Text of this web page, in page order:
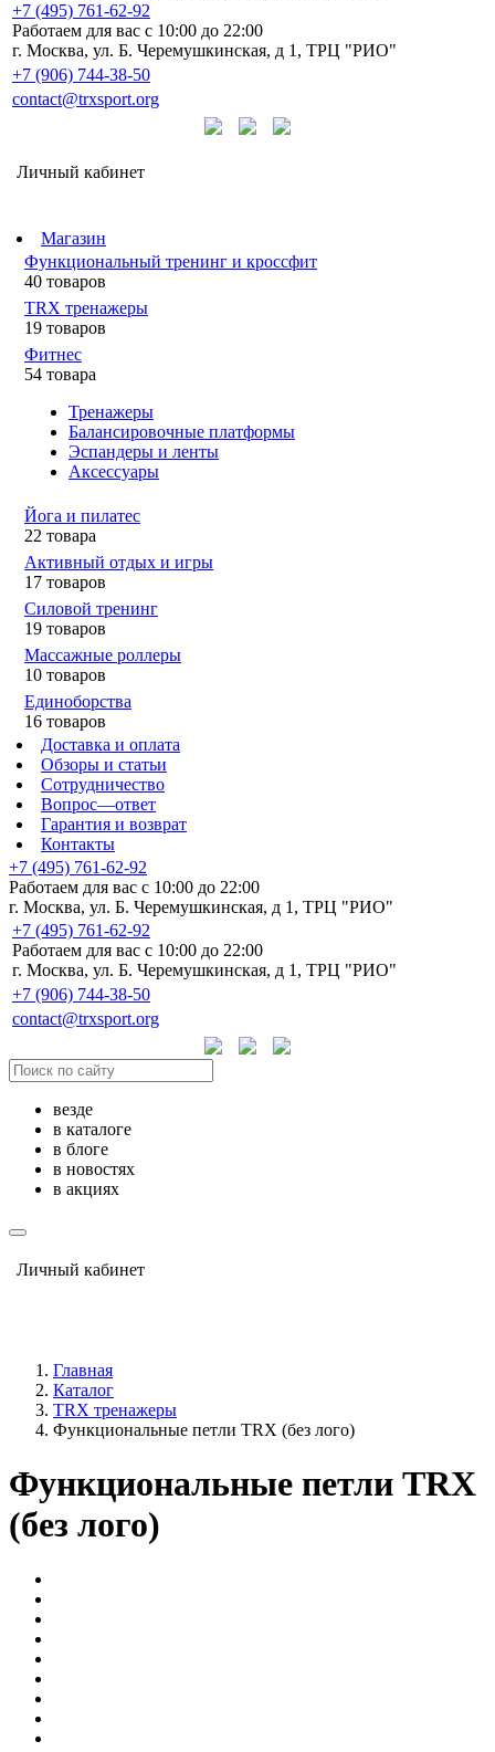
+7 (495) 761-62-92
Работаем для вас с 10:00 до 22:00
г. Москва, ул. Б. Черемушкинская, д 1, ТРЦ "РИО"
+7 (906) 744-38-50
contact@trxsport.org
Личный кабинет
Магазин
Функциональный тренинг и кроссфит
40 товаров
TRX тренажеры
19 товаров
Фитнес
54 товара
Тренажеры
Балансировочные платформы
Эспандеры и ленты
Аксессуары
Йога и пилатес
22 товара
Активный отдых и игры
17 товаров
Силовой тренинг
19 товаров
Массажные роллеры
10 товаров
Единоборства
16 товаров
Доставка и оплата
Обзоры и статьи
Сотрудничество
Вопрос—ответ
Гарантия и возврат
Контакты
+7 (495) 761-62-92
Работаем для вас с 10:00 до 22:00
г. Москва, ул. Б. Черемушкинская, д 1, ТРЦ "РИО"
+7 (495) 761-62-92
Работаем для вас с 10:00 до 22:00
г. Москва, ул. Б. Черемушкинская, д 1, ТРЦ "РИО"
+7 (906) 744-38-50
contact@trxsport.org
везде
в каталоге
в блоге
в новостях
в акциях
Личный кабинет
Главная
Каталог
TRX тренажеры
Функциональные петли TRX (без лого)
Функциональные петли TRX
(без лого)